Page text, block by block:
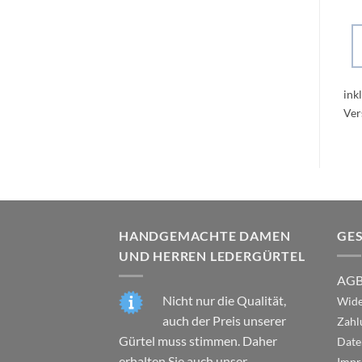
HANDGEMACHTE DAMEN
UND HERREN LEDERGÜRTEL
Nicht nur die Qualität,
auch der Preis unserer
Gürtel muss stimmen. Daher